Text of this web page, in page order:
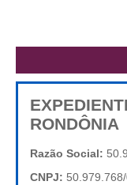
RONDÔNIA
Razão Social:
CNPJ: